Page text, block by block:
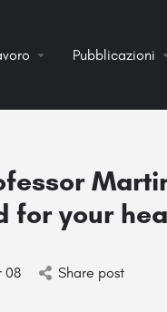
Pubblicazioni
for your
08 Share post